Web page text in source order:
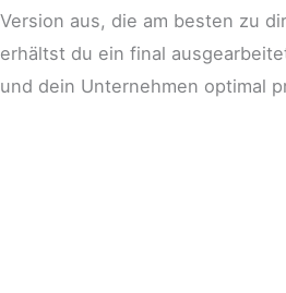
Version aus, die am besten zu
erhältst du ein final
und dein Unternehmen optimal